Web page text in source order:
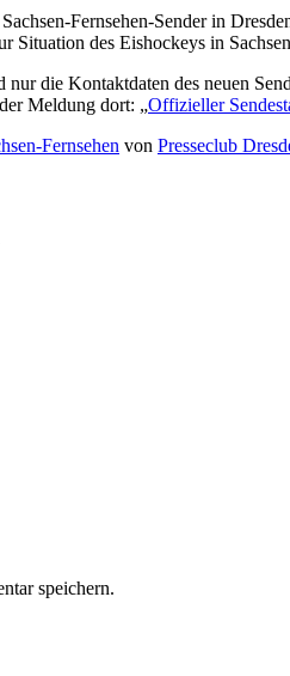
Fernsehen-Sender in
des Eishockeys in
die Kontaktdaten des neuen
Meldung dort: „Offizieller
Fernsehen von Presseclub
speichern.